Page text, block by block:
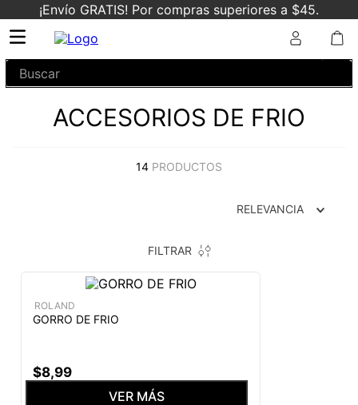
¡Envío GRATIS! Por compras superiores a $45.
Buscar
ACCESORIOS DE FRIO
14 PRODUCTOS
RELEVANCIA
FILTRAR
ROLAND
GORRO DE FRIO
$8,99
VER MÁS